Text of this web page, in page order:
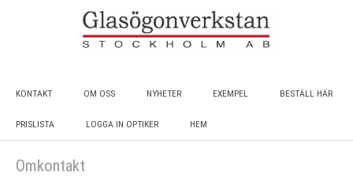
KONTAKT OM OSS NYHETER EXEMPEL BESTÄLL HÄR
PRISLISTA LOGGA IN OPTIKER HEM
Omkontakt